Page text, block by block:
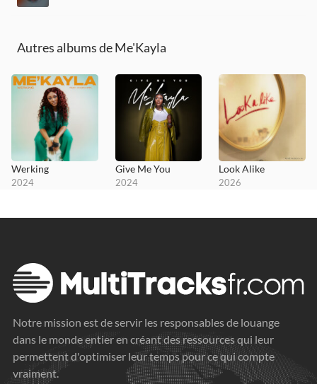
Autres albums de Me'Kayla
Werking
2024
Give Me You
2024
Look Alike
2026
Notre mission est de servir les responsables de louange
dans le monde entier en créant des ressources qui leur
permettent d'optimiser leur temps pour ce qui compte
vraiment.